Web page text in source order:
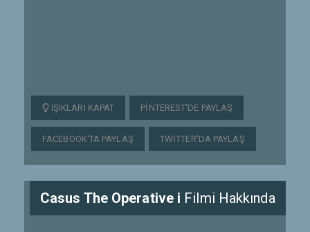
IŞIKLARI KAPAT PINTEREST'DE PAYLAŞ
FACEBOOK'TA PAYLAŞ TWITTER'DA PAYLAŞ
Casus The Operative i Filmi Hakkında